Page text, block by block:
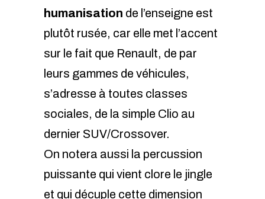
humanisation de l’enseigne est
plutôt rusée, car elle met l’accent
sur le fait que Renault, de par
leurs gammes de véhicules,
s’adresse à toutes classes
sociales, de la simple Clio au
dernier SUV/Crossover.
On notera aussi la percussion
puissante qui vient clore le jingle
et qui décuple cette dimension